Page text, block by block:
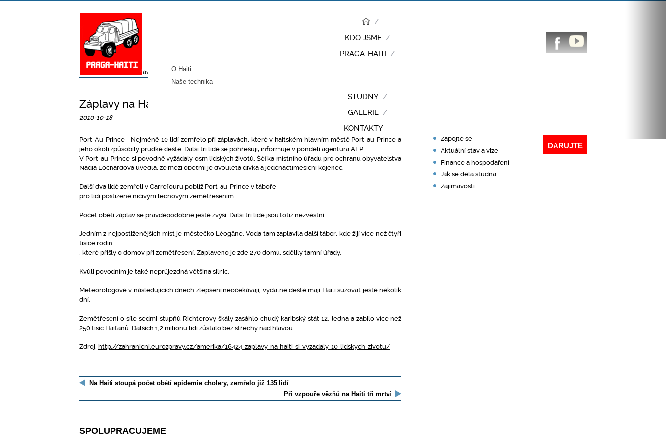
KDO JSME
PRAGA-HAITI
O Haiti
Naše technika
STUDNY
GALERIE
KONTAKTY
DARUJTE
Zprávy z Haiti / Záplavy na Haiti si vyžádaly 10 lidských...
Záplavy na Haiti si vyžádaly 10 lidských životů
2010-10-18
Port-Au-Prince - Nejméně 10 lidí zemřelo při záplavách, které v haitském hlavním městě Port-au-Prince a
jeho okolí způsobily prudké deště. Další tři lidé se pohřešují, informuje v pondělí agentura AFP.
V Port-au-Prince si povodně vyžádaly osm lidských životů. Šéfka místního úřadu pro ochranu obyvatelstva
Nadia Lochardová uvedla, že mezi oběťmi je dvouletá dívka a jedenáctiměsíční kojenec.
Další dva lidé zemřeli v Carrefouru poblíž Port-au-Prince v táboře
pro lidi postižené ničivým lednovým zemětřesením.
Počet obětí záplav se pravděpodobně ještě zvýší. Další tři lidé jsou totiž nezvěstní.
Jedním z nejpostiženějších míst je městečko Léogâne. Voda tam zaplavila další tábor, kde žijí více než čtyři
tisíce rodin
, které přišly o domov při zemětřesení. Zaplaveno je zde 270 domů, sdělily tamní úřady.
Kvůli povodním je také neprůjezdná většina silnic.
Meteorologové v následujících dnech zlepšení neočekávají, vydatné deště mají Haiti sužovat ještě několik
dní.
Zemětřesení o síle sedmi stupňů Richterovy škály zasáhlo chudý karibský stát 12. ledna a zabilo více než
250 tisíc Haiťanů. Dalších 1,2 milionu lidí zůstalo bez střechy nad hlavou
Zdroj: http://zahranicni.eurozpravy.cz/amerika/16424-zaplavy-na-haiti-si-vyzadaly-10-lidskych-zivotu/
Na Haiti stoupá počet obětí epidemie cholery, zemřelo již 135 lidí
Při vzpouře vězňů na Haiti tři mrtví
Zapojte se
Aktuální stav a vize
Finance a hospodaření
Jak se dělá studna
Zajímavosti
SPOLUPRACUJEME